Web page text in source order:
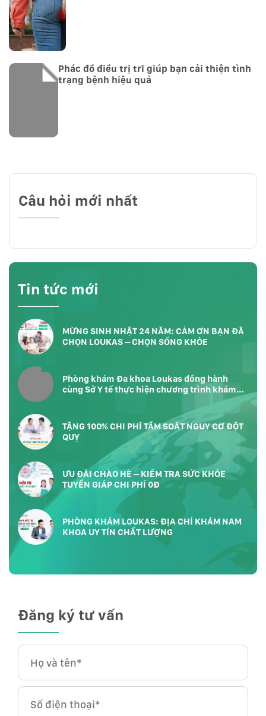
Phác đồ điều trị trĩ giúp bạn cải thiện tình
trạng bệnh hiệu quả
Câu hỏi mới nhất
Tin tức mới
MỪNG SINH NHẬT 24 NĂM: CẢM ƠN BẠN ĐÃ
CHỌN LOUKAS – CHỌN SỐNG KHỎE
Phòng khám Đa khoa Loukas đồng hành
cùng Sở Y tế thực hiện chương trình khám
TẶNG 100% CHI PHÍ TẦM SOÁT NGUY CƠ ĐỘT
QUỴ
ƯU ĐÃI CHÀO HÈ – KIỂM TRA SỨC KHỎE
TUYẾN GIÁP CHI PHÍ 0Đ
PHÒNG KHÁM LOUKAS: ĐỊA CHỈ KHÁM NAM
KHOA UY TÍN CHẤT LƯỢNG
Đăng ký tư vấn